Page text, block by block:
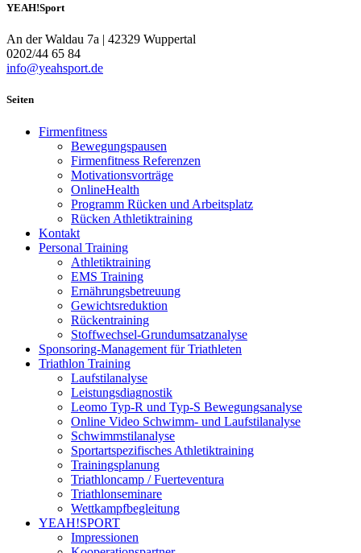
YEAH!Sport
An der Waldau 7a | 42329 Wuppertal
0202/44 65 84
info@yeahsport.de
Seiten
Firmenfitness
Bewegungspausen
Firmenfitness Referenzen
Motivationsvorträge
OnlineHealth
Programm Rücken und Arbeitsplatz
Rücken Athletiktraining
Kontakt
Personal Training
Athletiktraining
EMS Training
Ernährungsbetreuung
Gewichtsreduktion
Rückentraining
Stoffwechsel-Grundumsatzanalyse
Sponsoring-Management für Triathleten
Triathlon Training
Laufstilanalyse
Leistungsdiagnostik
Leomo Typ-R und Typ-S Bewegungsanalyse
Online Video Schwimm- und Laufstilanalyse
Schwimmstilanalyse
Sportartspezifisches Athletiktraining
Trainingsplanung
Triathloncamp / Fuerteventura
Triathlonseminare
Wettkampfbegleitung
YEAH!SPORT
Impressionen